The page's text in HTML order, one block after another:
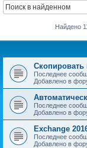
Найдено
Скопировать
Последнее
Добавлено в
Последнее
Добавлено в
Exchange
Последнее
Добавлено в